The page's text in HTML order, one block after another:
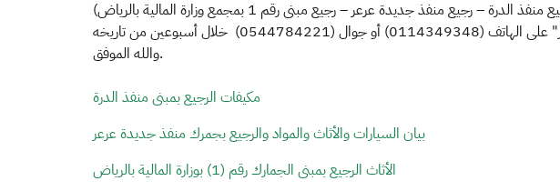
Zakat Customs VAT Tax Declaration Real
والله الموفق.
مكيفات الرجيع بمبنى منفذ الدرة